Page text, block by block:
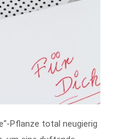
Pflanze total neugierig